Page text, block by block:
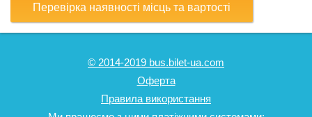
Перевірка наявності місць та вартості
© 2014-2019 bus.bilet-ua.com
Оферта
Правила використання